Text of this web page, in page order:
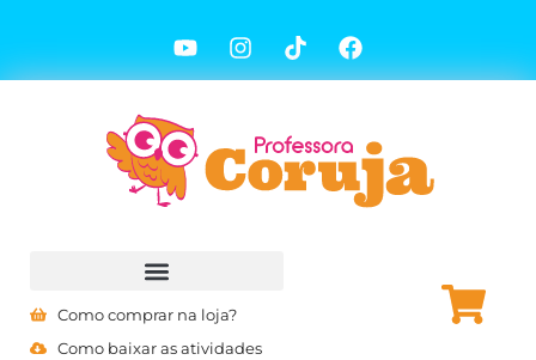
Como comprar na loja?
Como baixar as atividades